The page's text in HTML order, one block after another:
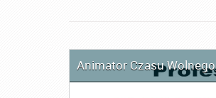
Animator Czasu Wolnego